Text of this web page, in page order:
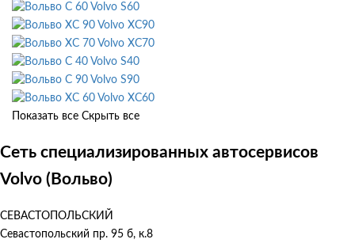
Volvo S60
Volvo XC90
Volvo XC70
Volvo S40
Volvo S90
Volvo XC60
Показать все Скрыть все
Сеть специализированных автосервисов
Volvo (Вольво)
СЕВАСТОПОЛЬСКИЙ
Севастопольский пр. 95 б, к.8